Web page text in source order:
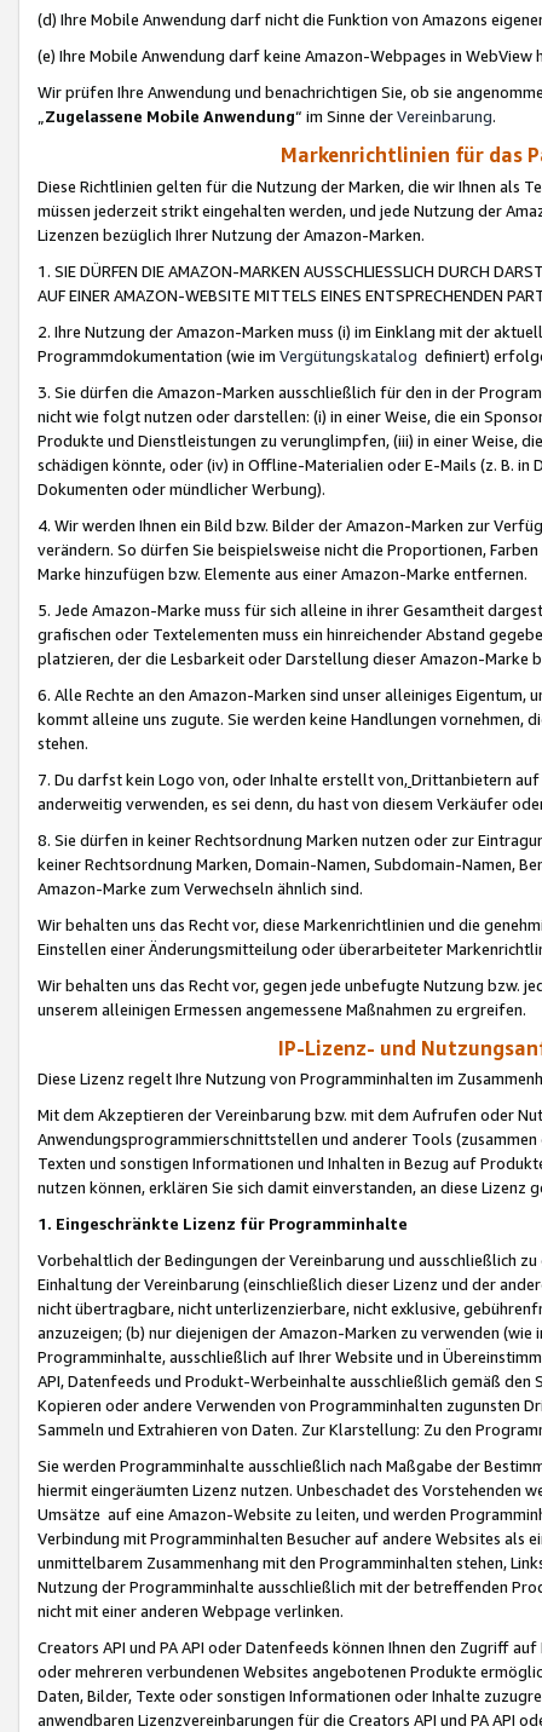
(d) Ihre Mobile Anwendung darf nicht die Funktion von Amazons
(e) Ihre Mobile Anwendung darf keine Amazon-Webpages in WebView
Wir prüfen Ihre Anwendung und benachrichtigen Sie, ob sie
„Zugelassene Mobile Anwendung“ im Sinne derVereinbarung.
Markenrichtlinien für das
Diese Richtlinien gelten für die Nutzung der Marken, die wir Ihnen als
müssen jederzeit strikt eingehalten werden, und jede Nutzung der
Lizenzen bezüglich Ihrer Nutzung der Amazon-Marken.
1. SIE DÜRFEN DIE AMAZON-MARKEN AUSSCHLIESSLICH DURCH
AUF EINER AMAZON-WEBSITE MITTELS EINES ENTSPRECHENDEN
2. Ihre Nutzung der Amazon-Marken muss (i) im Einklang mit der
Programmdokumentation (wie im Vergütungskatalog definiert)
3. Sie dürfen die Amazon-Marken ausschließlich für den in der
nicht wie folgt nutzen oder darstellen: (i) in einer Weise, die ein
Produkte und Dienstleistungen zu verunglimpfen, (iii) in einer Weise,
schädigen könnte, oder (iv) in Offline-Materialien oder E-Mails (z. B. in
Dokumenten oder mündlicher Werbung).
4. Wir werden Ihnen ein Bild bzw. Bilder der Amazon-Marken zur
verändern. So dürfen Sie beispielsweise nicht die Proportionen,
Marke hinzufügen bzw. Elemente aus einer Amazon-Marke entfernen.
5. Jede Amazon-Marke muss für sich alleine in ihrer Gesamtheit
grafischen oder Textelementen muss ein hinreichender Abstand
platzieren, der die Lesbarkeit oder Darstellung dieser Amazon-Marke
6. Alle Rechte an den Amazon-Marken sind unser alleiniges
kommt alleine uns zugute. Sie werden keine Handlungen vornehmen,
stehen.
7. Du darfst kein Logo von, oder Inhalte erstellt von,Drittanbietern auf
anderweitig verwenden, es sei denn, du hast von diesem Verkäufer
8. Sie dürfen in keiner Rechtsordnung Marken nutzen oder zur
keiner Rechtsordnung Marken, Domain-Namen, Subdomain-Namen,
Amazon-Marke zum Verwechseln ähnlich sind.
Wir behalten uns das Recht vor, diese Markenrichtlinien und die
Einstellen einer Änderungsmitteilung oder überarbeiteter
Wir behalten uns das Recht vor, gegen jede unbefugte Nutzung bzw.
unserem alleinigen Ermessen angemessene Maßnahmen zu ergreifen.
IP-Lizenz- und
Diese Lizenz regelt Ihre Nutzung von Programminhalten im
Mit dem Akzeptieren der Vereinbarung bzw. mit dem Aufrufen oder
Anwendungsprogrammierschnittstellen und anderer Tools (zusammen
Texten und sonstigen Informationen und Inhalten in Bezug auf
nutzen können, erklären Sie sich damit einverstanden, an diese Lizenz
1. Eingeschränkte Lizenz für Programminhalte
Vorbehaltlich der Bedingungen der Vereinbarung und ausschließlich
Einhaltung der Vereinbarung (einschließlich dieser Lizenz und der
nicht übertragbare, nicht unterlizenzierbare, nicht exklusive,
anzuzeigen; (b) nur diejenigen der Amazon-Marken zu verwenden
Programminhalte, ausschließlich auf Ihrer Website und in
API, Datenfeeds und Produkt-Werbeinhalte ausschließlich gemäß
Kopieren oder andere Verwenden von Programminhalten zugunsten
Sammeln und Extrahieren von Daten. Zur Klarstellung: Zu den
Sie werden Programminhalte ausschließlich nach Maßgabe der
hiermit eingeräumten Lizenz nutzen. Unbeschadet des Vorstehenden
Umsätze auf eine Amazon-Website zu leiten, und werden
Verbindung mit Programminhalten Besucher auf andere Websites als
unmittelbarem Zusammenhang mit den Programminhalten stehen,
Nutzung der Programminhalte ausschließlich mit der betreffenden
nicht mit einer anderen Webpage verlinken.
Creators API und PA API oder Datenfeeds können Ihnen den Zugriff
oder mehreren verbundenen Websites angebotenen Produkte
Daten, Bilder, Texte oder sonstigen Informationen oder Inhalte
anwendbaren Lizenzvereinbarungen für die Creators API und PA API